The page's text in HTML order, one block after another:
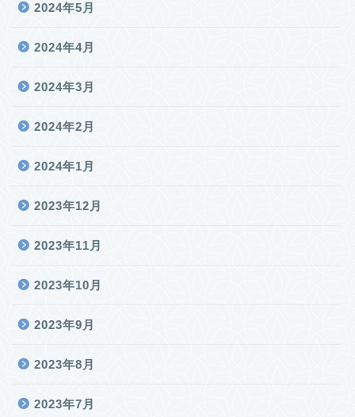
2024年5月
2024年4月
2024年3月
2024年2月
2024年1月
2023年12月
2023年11月
2023年10月
2023年9月
2023年8月
2023年7月